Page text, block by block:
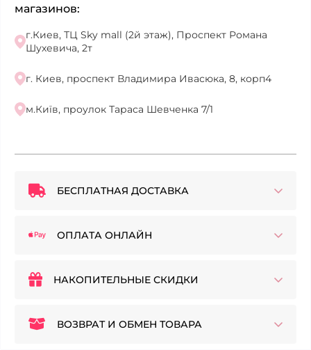
магазинов:
г.Киев, ТЦ Sky mall (2й этаж), Проспект Романа
Шухевича, 2т
г. Киев, проспект Владимира Ивасюка, 8, корп4
м.Київ, проулок Тараса Шевченка 7/1
БЕСПЛАТНАЯ ДОСТАВКА
ОПЛАТА ОНЛАЙН
НАКОПИТЕЛЬНЫЕ СКИДКИ
ВОЗВРАТ И ОБМЕН ТОВАРА